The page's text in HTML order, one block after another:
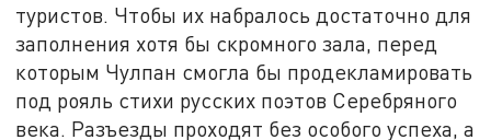
туристов. Чтобы их набралось достаточно для
заполнения хотя бы скромного зала, перед
которым Чулпан смогла бы продекламировать
под рояль стихи русских поэтов Серебряного
века. Разъезды проходят без особого успеха, а